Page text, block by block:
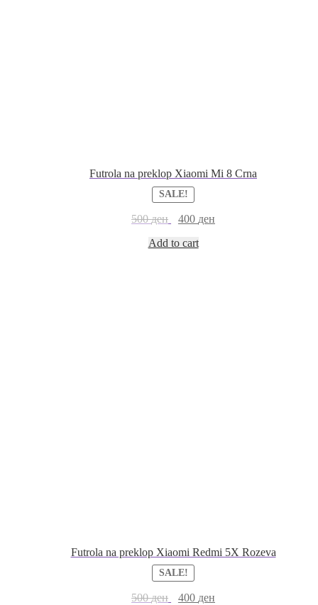
Futrola na preklop Xiaomi Mi 8 Crna
SALE!
500ден 400 ден
Add to cart
Futrola na preklop Xiaomi Redmi 5X Rozeva
SALE!
500ден 400 ден